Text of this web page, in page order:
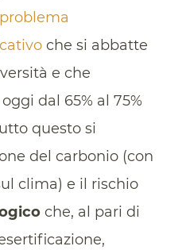
che si abbatte
e che
dal 65% al 75%
questo si
del carbonio (con
clima) e il rischio
che, al pari di